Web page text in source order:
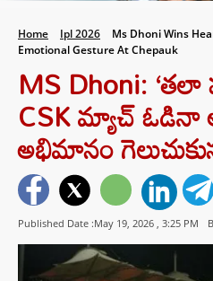
Home Ipl 2026
Ms Dhoni Wins
Emotional Gesture At Chepauk
MS Dhoni:
CSK మ్యాచ్
అభిమానం
Published Date :May 19, 2026 , 3:25 PM